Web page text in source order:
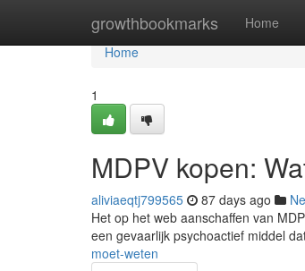
growthbookmarks Home
Home
Home
1
MDPV kopen:
aliviaeqtj799565 87 days ago
Het op het web aanschaffen van
een gevaarlijk psychoactief middel
moet-weten